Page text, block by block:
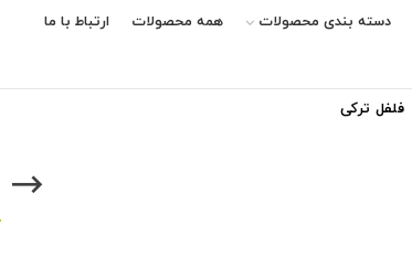
دسته بندی محصولات همه محصولات ارتباط با ما
فلفل ترکی